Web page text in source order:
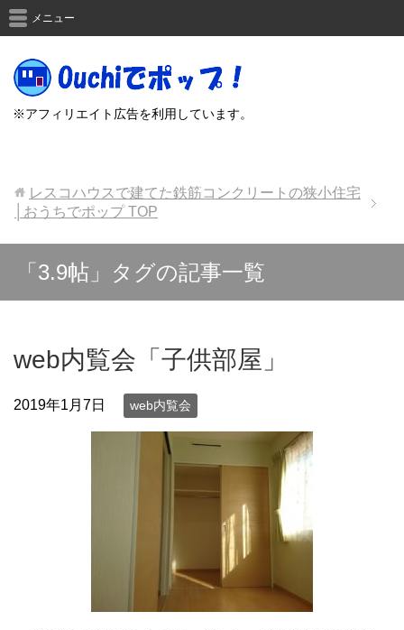
※アフィリエイト広告を利用しています。
メニュー
レスコハウスで建てた鉄筋コンクリートの狭小住宅
│おうちでポップTOP
「3.9帖」タグの記事一覧
web内覧会「子供部屋」
2019年1月7日 web内覧会